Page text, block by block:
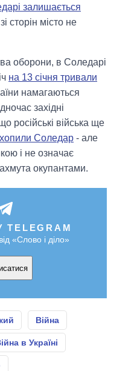
залишається
сторін місто не
оборони, в Соледарі
на 13 січня тривали
намагаються
західні
російські війська ще
Соледар - але
і не означає
окупантами.
«Слово і діло»
Війна
в Україні